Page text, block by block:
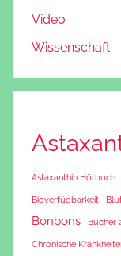
Video
Wissenschaft
Astaxanthin Hörbuch
Bioverfügbarkeit
Bonbons Bücher
Chronische